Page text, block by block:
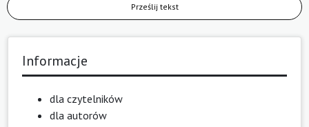
Prześlij tekst
Informacje
dla czytelników
dla autorów